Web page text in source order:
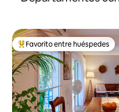
De los mejores en Favorito
Favorito entre huéspedes